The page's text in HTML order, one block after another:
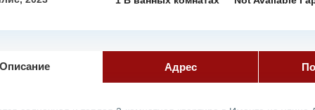
Описание Адрес